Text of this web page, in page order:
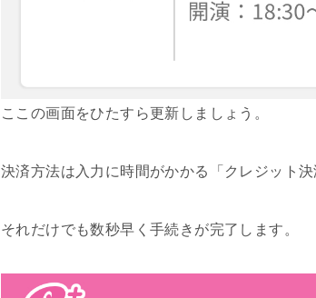
ここの画面をひたすら更新しましょう。
決済方法は入力に時間がかかる「クレジット
それだけでも数秒早く手続きが完了します。